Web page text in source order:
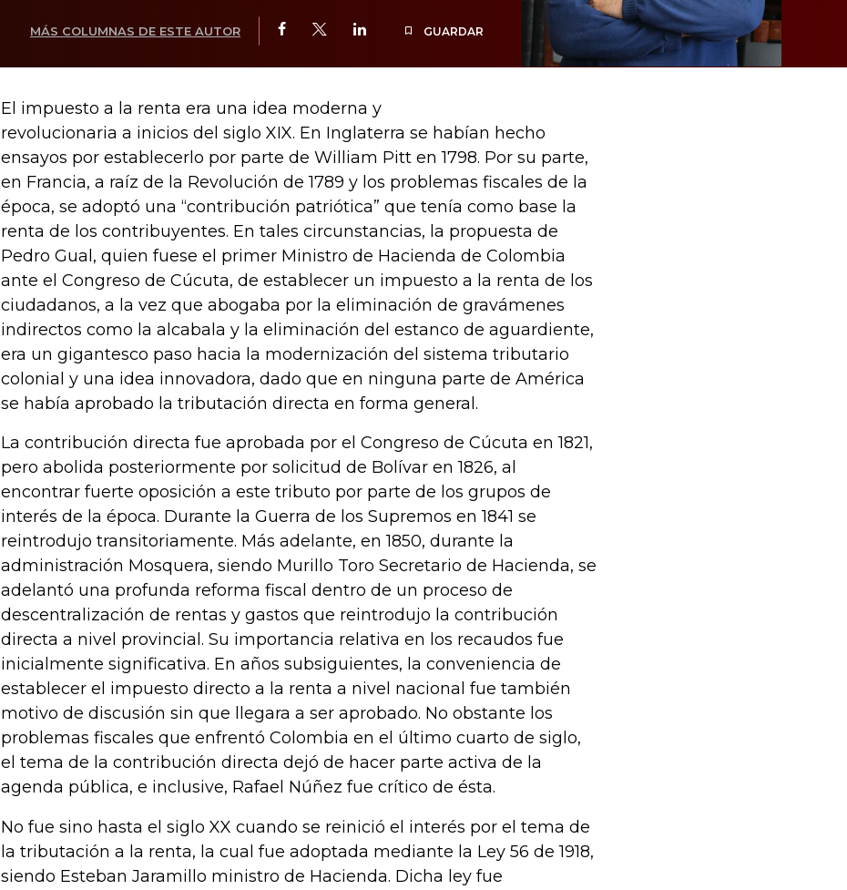
MÁS COLUMNAS DE ESTE AUTOR GUARDAR
El impuesto a la renta era una idea moderna y
revolucionaria a inicios del siglo XIX. En Inglaterra se habían hecho
ensayos por establecerlo por parte de William Pitt en 1798. Por su parte,
en Francia, a raíz de la Revolución de 1789 y los problemas fiscales de la
época, se adoptó una “contribución patriótica” que tenía como base la
renta de los contribuyentes. En tales circunstancias, la propuesta de
Pedro Gual, quien fuese el primer Ministro de Hacienda de Colombia
ante el Congreso de Cúcuta, de establecer un impuesto a la renta de los
ciudadanos, a la vez que abogaba por la eliminación de gravámenes
indirectos como la alcabala y la eliminación del estanco de aguardiente,
era un gigantesco paso hacia la modernización del sistema tributario
colonial y una idea innovadora, dado que en ninguna parte de América
se había aprobado la tributación directa en forma general.
La contribución directa fue aprobada por el Congreso de Cúcuta en 1821,
pero abolida posteriormente por solicitud de Bolívar en 1826, al
encontrar fuerte oposición a este tributo por parte de los grupos de
interés de la época. Durante la Guerra de los Supremos en 1841 se
reintrodujo transitoriamente. Más adelante, en 1850, durante la
administración Mosquera, siendo Murillo Toro Secretario de Hacienda, se
adelantó una profunda reforma fiscal dentro de un proceso de
descentralización de rentas y gastos que reintrodujo la contribución
directa a nivel provincial. Su importancia relativa en los recaudos fue
inicialmente significativa. En años subsiguientes, la conveniencia de
establecer el impuesto directo a la renta a nivel nacional fue también
motivo de discusión sin que llegara a ser aprobado. No obstante los
problemas fiscales que enfrentó Colombia en el último cuarto de siglo,
el tema de la contribución directa dejó de hacer parte activa de la
agenda pública, e inclusive, Rafael Núñez fue crítico de ésta.
No fue sino hasta el siglo XX cuando se reinició el interés por el tema de
la tributación a la renta, la cual fue adoptada mediante la Ley 56 de 1918,
siendo Esteban Jaramillo ministro de Hacienda. Dicha ley fue